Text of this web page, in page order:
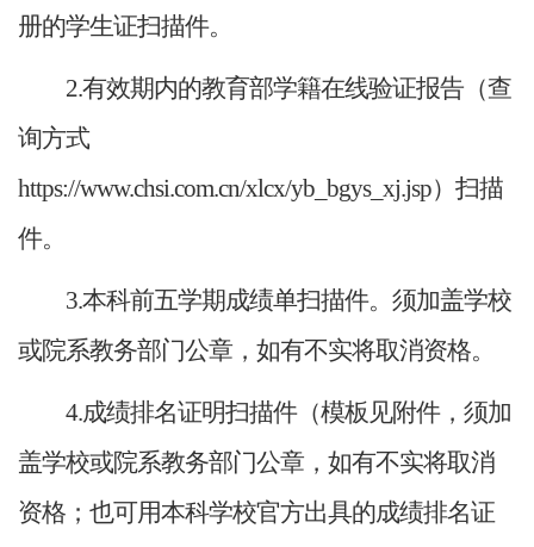
册的学生证扫描件。
2.有效期内的教育部学籍在线验证报告（查
询方式
https://www.chsi.com.cn/xlcx/yb_bgys_xj.jsp）扫描
件。
3.本科前五学期成绩单扫描件。须加盖学校
或院系教务部门公章，如有不实将取消资格。
4.成绩排名证明扫描件（模板见附件，须加
盖学校或院系教务部门公章，如有不实将取消
资格；也可用本科学校官方出具的成绩排名证